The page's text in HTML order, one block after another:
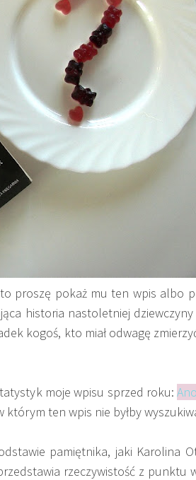
proszę pokaż mu ten wpis albo
historia nastoletniej
kogoś, kto miał odwagę
moje wpisu sprzed roku:
którym ten wpis nie byłby
pamiętnika, jaki Karolina
rzeczywistość z punktu